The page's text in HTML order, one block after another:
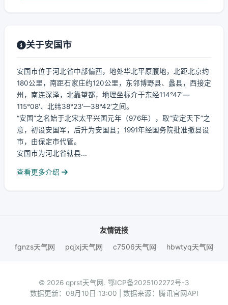
关于安国市
安国市位于河北省中部偏西，地处华北平原腹地，北距北京约
180公里，南距石家庄约120公里，东邻博野县、蠡县，西接定
州，南连深泽，北靠望都，地理坐标介于东经114°47′—
115°08′、北纬38°23′—38°42′之间。
“安国”之名始于北宋太平兴国元年（976年），取“安定天下”之
意，初设安国军，后升为安国县；1991年经国务院批准撤县设
市，由保定市代管。
安国市为河北省辖县...
查看更多介绍
友情链接
fgnzs天气网
pqjxj天气网 c7506天气网 hbwtyq天气网
© 2026 qprst天气网. 鄂ICP备2025102272号-3
数据更新：08月10日 13:00 | 数据来源：腾讯官网API